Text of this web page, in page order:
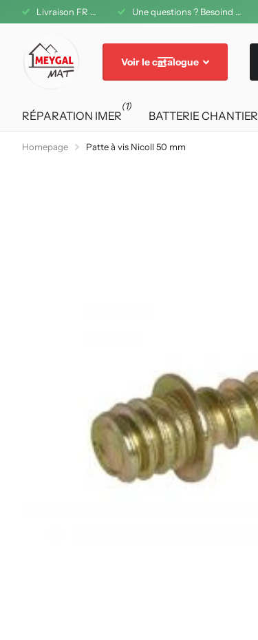
Livraison FR offerte dès 200€ d'achat Une questions ? Besoind d'aide ? A votre service au 04 71 08 42 11
08 42 11
Voir le catalogue
RÉPARATION IMER
(1)
BATTERIE CHANTIER
Homepage Patte à vis Nicoll 50 mm